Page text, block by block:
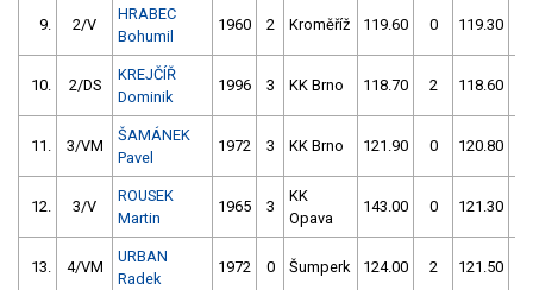
9. 2/V
HRABEC
Bohumil
1960 2 Kroměříž 119.60 0 119.30
10. 2/DS
KREJČÍŘ
Dominik
1996 3 KK Brno 118.70 2 118.60
11. 3/VM
ŠAMÁNEK
Pavel
1972 3 KK Brno 121.90 0 120.80
12. 3/V
ROUSEK
Martin
1965 3
KK
Opava
143.00 0 121.30
13. 4/VM
URBAN
Radek
1972 0 Šumperk 124.00 2 121.50